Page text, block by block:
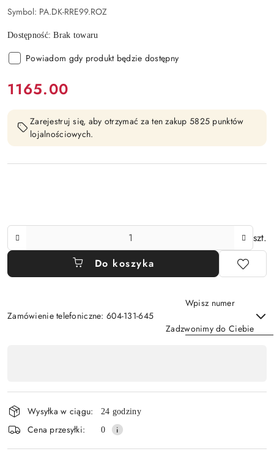
Symbol: PA.DK-RRE99.ROZ
Dostępność:Brak towaru
Powiadom gdy produkt będzie dostępny
cena:
1165.00
Zarejestruj się, aby otrzymać za ten zakup 5825 punktów
lojalnościowych.
szt.
Do koszyka
Zamówienie telefoniczne: 604-131-645
Wpisz numer
Zadzwonimy do Ciebie
płatność
i
dostawa
Wysyłka w ciągu: 24 godziny
Cena przesyłki: 0